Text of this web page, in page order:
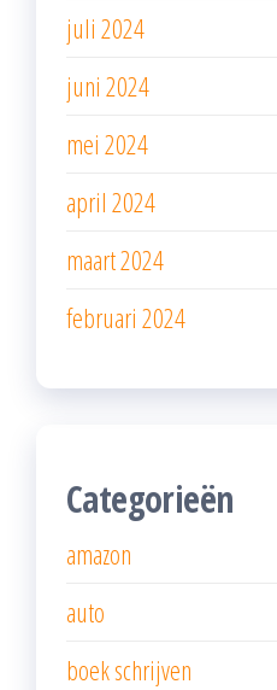
juli 2024
juni 2024
mei 2024
april 2024
maart 2024
februari 2024
Categorieën
amazon
auto
boek schrijven